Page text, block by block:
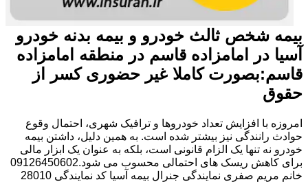
بیمه شخص ثالث خودرو و بیمه بدنه خودرو
آسیا در امامزاده قاسم در منطقه امامزاده
قاسم:بصورت کاملا غیر حضوری کسر از
حقوق
امروزه با افزایش تعداد خودروها و ترافیک شهری، احتمال وقوع
حوادث رانندگی نیز بیشتر شده است. به همین دلیل، داشتن بیمه
خودرو نه تنها یک الزام قانونی است، بلکه به عنوان یک ابزار مالی
برای کاهش ریسک های احتمالی محسوب می شود.09126450602
خانم مریم صفری نمایندگی جنرال بیمه آسیا کد نمایندگی 28010